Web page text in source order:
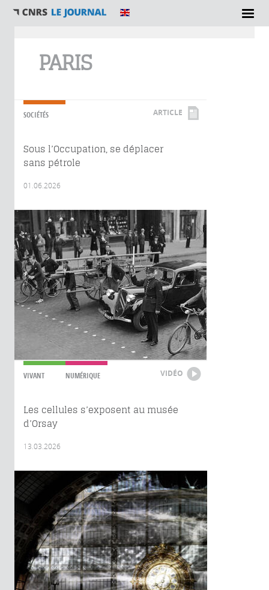
PARIS
SOCIÉTÉS ARTICLE
Sous l’Occupation, se déplacer
sans pétrole
01.06.2026
VIVANT NUMÉRIQUE VIDÉO
Les cellules s’exposent au musée
d’Orsay
13.03.2026